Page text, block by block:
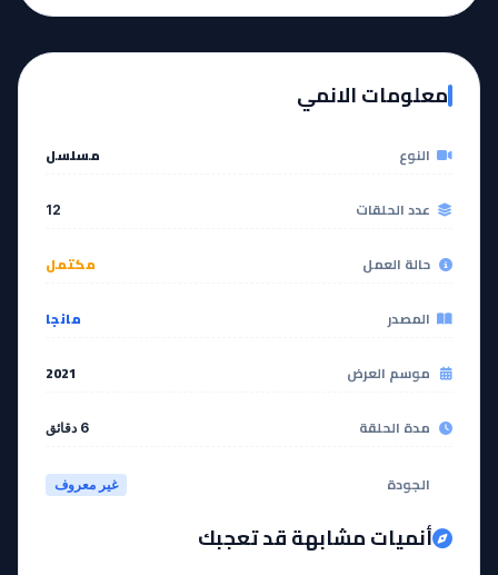
مشاهدة
آخر حلقة 🔥
12
EP
معلومات الانمي
النوع مسلسل
عدد الحلقات 12
حالة العمل مكتمل
المصدر مانجا
موسم العرض 2021
مدة الحلقة 6 دقائق
الجودة غير معروف
أنميات مشابهة قد تعجبك